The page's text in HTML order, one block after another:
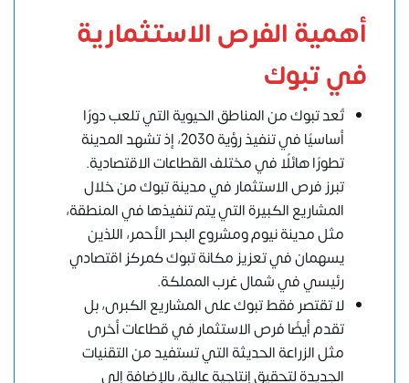
أهمية الفرص الاستثمارية
في تبوك
تُعد تبوك من المناطق الحيوية التي تلعب دورًا
أساسيًا في تنفيذ رؤية 2030، إذ تشهد المدينة
تطورًا هائلًا في مختلف القطاعات الاقتصادية.
تبرز فرص الاستثمار في مدينة تبوك من خلال
المشاريع الكبيرة التي يتم تنفيذها في المنطقة،
مثل مدينة نيوم ومشروع البحر الأحمر، اللذين
يسهمان في تعزيز مكانة تبوك كمركز اقتصادي
رئيسي في شمال غرب المملكة.
لا تقتصر فقط تبوك على المشاريع الكبرى، بل
تقدم أيضًا فرص الاستثمار في قطاعات أخرى
مثل الزراعة الحديثة التي تستفيد من التقنيات
الجديدة لتحقيق إنتاجية عالية، بالإضافة إلى